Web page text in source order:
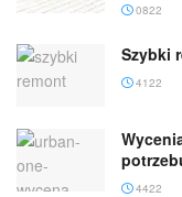
0822
Szybki
4122
4422